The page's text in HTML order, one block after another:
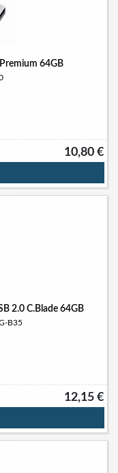
64GB
10,80 €
2.0 C.Blade 64GB
B35
12,15 €